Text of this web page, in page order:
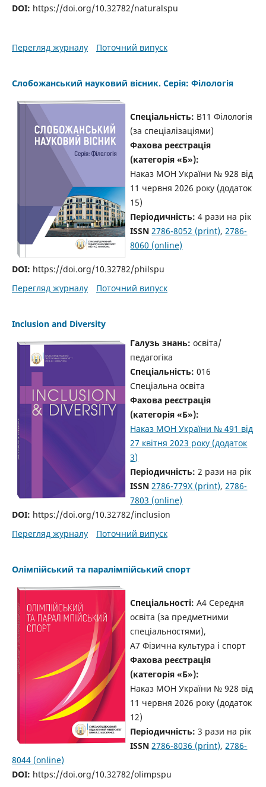
DOI: https://doi.org/10.32782/naturalspu
Перегляд журналу Поточний випуск
Слобожанський науковий вісник. Серія: Філологія
Спеціальність: B11 Філологія
(за спеціалізаціями)
Фахова реєстрація
(категорія «Б»):
Наказ МОН України № 928 від
11 червня 2026 року (додаток
15)
Періодичність:4 рази на рік
ISSN 2786-8052 (print),2786-
8060 (online)
DOI: https://doi.org/10.32782/philspu
Перегляд журналу
Поточний випуск
Inclusion and Diversity
Галузь знань:освіта/
педагогіка
Спеціальність:016
Спеціальна освіта
Фахова реєстрація
(категорія «Б»):
Наказ МОН України № 491 від
27 квітня 2023 року (додаток
3)
Періодичність: 2 рази на рік
ISSN 2786-779X (print), 2786-
7803 (online)
DOI: https://doi.org/10.32782/inclusion
Перегляд журналу
Поточний випуск
Олімпійський та паралімпійський спорт
Спеціальності:A4 Середня
освіта (за предметними
спеціальностями),
A7 Фізична культура і спорт
Фахова реєстрація
(категорія «Б»):
Наказ МОН України № 928 від
11 червня 2026 року (додаток
12)
Періодичність: 3 рази на рік
ISSN 2786-8036 (print), 2786-
8044 (online)
DOI: https://doi.org/10.32782/olimpspu